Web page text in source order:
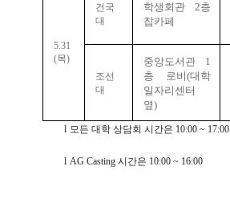
5.31
(목)
건국
대
학생회관 2층
잡카페
조선
대
중앙도서관 1
층 로비(대학
일자리센터
옆)
l 모든 대학 상담회 시간은 10:00 ~ 17:00
l AG Casting 시간은 10:00 ~ 16:00